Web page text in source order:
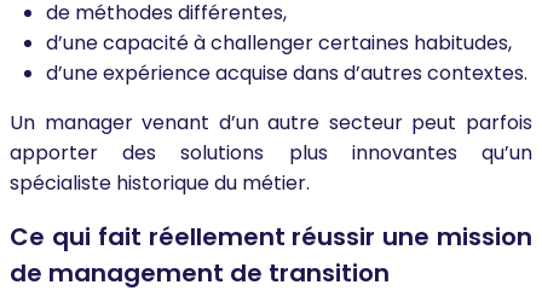
de méthodes différentes,
d’une capacité à challenger certaines habitudes,
d’une expérience acquise dans d’autres contextes.
Un manager venant d’un autre secteur peut parfois
apporter des solutions plus innovantes qu’un
spécialiste historique du métier.
Ce qui fait réellement réussir une mission
de management de transition